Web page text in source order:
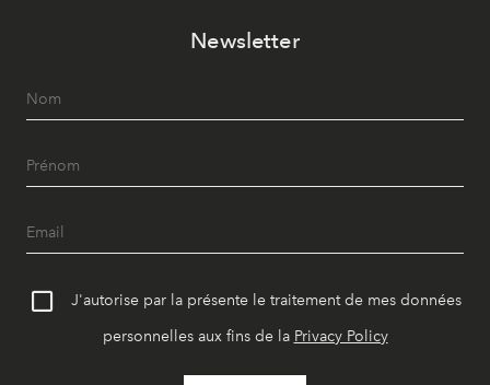
Newsletter
J'autorise par la présente le traitement de mes données
personnelles aux fins de la Privacy Policy